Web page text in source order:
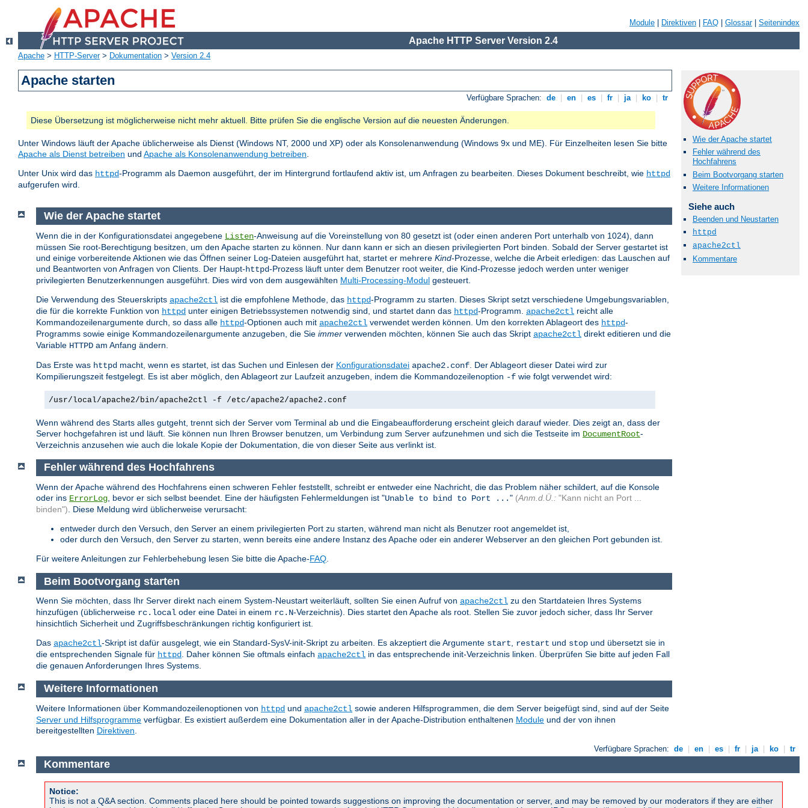
Module Direktiven FAQ Glossar| Seitenindex
Apache HTTP Server Version 2.4
Apache > HTTP-Server> Dokumentation > Version 2.4
Apache starten
Verfügbare Sprachen: de en es fr ja ko tr
Diese Übersetzung ist möglicherweise nicht mehr aktuell. Bitte prüfen Sie die englische Version auf die neuesten Änderungen.
Unter Windows läuft der Apache üblicherweise als Dienst (Windows NT, 2000 und XP) oder als Konsolenanwendung (Windows 9x und ME). Für Einzelheiten lesen Sie bitte
Apache als Dienst betreiben und Apache als Konsolenanwendung betreiben.
Unter Unix wird das httpd-Programm als Daemon ausgeführt, der im Hintergrund fortlaufend aktiv ist, um Anfragen zu bearbeiten. Dieses Dokument beschreibt, wie httpd
aufgerufen wird.
Wie der Apache startet
Fehler während des
Hochfahrens
Beim Bootvorgang starten
Weitere Informationen
Siehe auch
Beenden und Neustarten
httpd
apache2ctl
Kommentare
Wie der Apache startet
Wenn die in der Konfigurationsdatei angegebene Listen-Anweisung auf die Voreinstellung von 80 gesetzt ist (oder einen anderen Port unterhalb von 1024), dann
müssen Sie root-Berechtigung besitzen, um den Apache starten zu können. Nur dann kann er sich an diesen privilegierten Port binden. Sobald der Server gestartet ist
und einige vorbereitende Aktionen wie das Öffnen seiner Log-Dateien ausgeführt hat, startet er mehrere Kind-Prozesse, welche die Arbeit erledigen: das Lauschen auf
und Beantworten von Anfragen von Clients. Der Haupt-httpd-Prozess läuft unter dem Benutzer root weiter, die Kind-Prozesse jedoch werden unter weniger
privilegierten Benutzerkennungen ausgeführt. Dies wird von dem ausgewählten Multi-Processing-Modul gesteuert.
Die Verwendung des Steuerskripts apache2ctl ist die empfohlene Methode, das httpd-Programm zu starten. Dieses Skript setzt verschiedene Umgebungsvariablen,
die für die korrekte Funktion von httpd unter einigen Betriebssystemen notwendig sind, und startet dann das httpd-Programm. apache2ctl reicht alle
Kommandozeilenargumente durch, so dass alle httpd-Optionen auch mit apache2ctl verwendet werden können. Um den korrekten Ablageort des httpd-
Programms sowie einige Kommandozeilenargumente anzugeben, die Sie immer verwenden möchten, können Sie auch das Skript apache2ctl direkt editieren und die
Variable HTTPD am Anfang ändern.
Das Erste was httpd macht, wenn es startet, ist das Suchen und Einlesen der Konfigurationsdatei apache2.conf . Der Ablageort dieser Datei wird zur
Kompilierungszeit festgelegt. Es ist aber möglich, den Ablageort zur Laufzeit anzugeben, indem die Kommandozeilenoption -f wie folgt verwendet wird:
/usr/local/apache2/bin/apache2ctl -f /etc/apache2/apache2.conf
Wenn während des Starts alles gutgeht, trennt sich der Server vom Terminal ab und die Eingabeaufforderung erscheint gleich darauf wieder. Dies zeigt an, dass der
Server hochgefahren ist und läuft. Sie können nun Ihren Browser benutzen, um Verbindung zum Server aufzunehmen und sich die Testseite im DocumentRoot-
Verzeichnis anzusehen wie auch die lokale Kopie der Dokumentation, die von dieser Seite aus verlinkt ist.
Fehler während des Hochfahrens
Wenn der Apache während des Hochfahrens einen schweren Fehler feststellt, schreibt er entweder eine Nachricht, die das Problem näher schildert, auf die Konsole
oder ins ErrorLog , bevor er sich selbst beendet. Eine der häufigsten Fehlermeldungen ist "Unable to bind to Port ..." (Anm.d.Ü.: "Kann nicht an Port ...
binden") . Diese Meldung wird üblicherweise verursacht:
entweder durch den Versuch, den Server an einem privilegierten Port zu starten, während man nicht als Benutzer root angemeldet ist,
oder durch den Versuch, den Server zu starten, wenn bereits eine andere Instanz des Apache oder ein anderer Webserver an den gleichen Port gebunden ist.
Für weitere Anleitungen zur Fehlerbehebung lesen Sie bitte die Apache-FAQ
Beim Bootvorgang starten
Wenn Sie möchten, dass Ihr Server direkt nach einem System-Neustart weiterläuft, sollten Sie einen Aufruf von apache2ctl zu den Startdateien Ihres Systems
hinzufügen (üblicherweise rc.local oder eine Datei in einem rc.N-Verzeichnis). Dies startet den Apache als root. Stellen Sie zuvor jedoch sicher, dass Ihr Server
hinsichtlich Sicherheit und Zugriffsbeschränkungen richtig konfiguriert ist.
Das apache2ctl-Skript ist dafür ausgelegt, wie ein Standard-SysV-init-Skript zu arbeiten. Es akzeptiert die Argumente start, restart und stop und übersetzt sie in
die entsprechenden Signale für httpd. Daher können Sie oftmals einfach apache2ctl in das entsprechende init-Verzeichnis linken. Überprüfen Sie bitte auf jeden Fall
die genauen Anforderungen Ihres Systems.
Weitere Informationen
Weitere Informationen über Kommandozeilenoptionen von httpd und apache2ctl sowie anderen Hilfsprogrammen, die dem Server beigefügt sind, sind auf der Seite
Server und Hilfsprogramme verfügbar. Es existiert außerdem eine Dokumentation aller in der Apache-Distribution enthaltenen Module und der von ihnen
bereitgestellten Direktiven
Verfügbare Sprachen: de en es fr ja ko tr
Kommentare
Notice:
This is not a Q&A section. Comments placed here should be pointed towards suggestions on improving the documentation or server, and may be removed by our moderators if they are either